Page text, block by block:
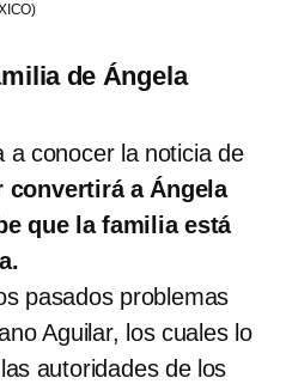
de Ángela
a conocer la noticia de
a Ángela
que la familia está
pasados problemas
Aguilar, los cuales lo
autoridades de los